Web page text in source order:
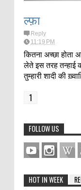
ल्फ़ा
Reply
11:19 PM
कितना अच्छा होता
लेते इस तरह तन्हाई
तुम्हारी शादी की
1
FOLLOW US
HOT IN WEEK